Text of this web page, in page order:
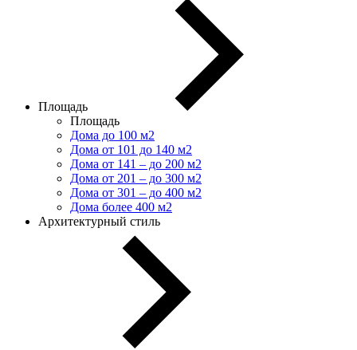
Площадь
Площадь
Дома до 100 м2
Дома от 101 до 140 м2
Дома от 141 – до 200 м2
Дома от 201 – до 300 м2
Дома от 301 – до 400 м2
Дома более 400 м2
Архитектурный стиль